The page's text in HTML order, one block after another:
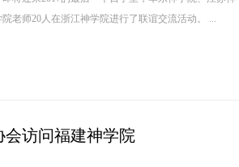
江神学院四所神学院老师20人在浙江神学院进行了联谊交流活动。 ...
会访问福建神学院